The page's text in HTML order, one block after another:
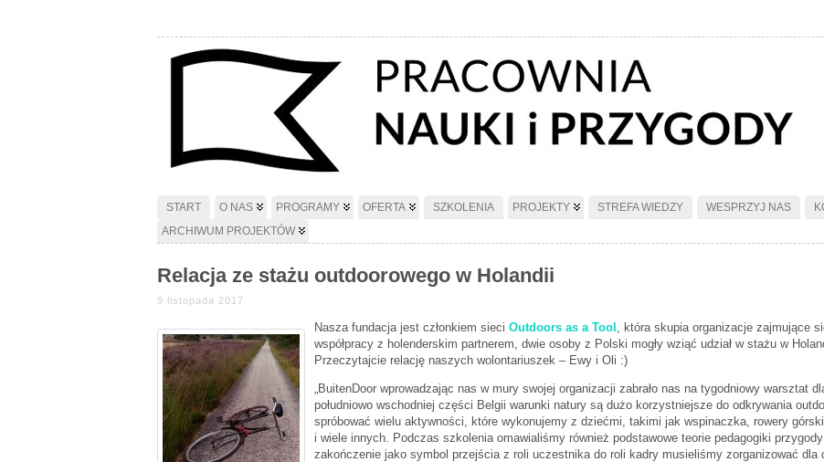
START O NAS PROGRAMY OFERTA SZKOLENIA PROJEKTY STREFA WIEDZY WESPRZYJ NAS
ARCHIWUM PROJEKTÓW
Relacja ze stażu outdoorowego w Holandii
9 listopada 2017
Nasza fundacja jest członkiem sieci Outdoors as a Tool , która skupia organizacje zajmujące
współpracy z holenderskim partnerem, dwie osoby z Polski mogły wziąć udział w stażu w
Przeczytajcie relację naszych wolontariuszek – Ewy i Oli :)
„BuitenDoor wprowadzając nas w mury swojej organizacji zabrało nas na tygodniowy warsztat
południowo wschodniej części Belgii warunki natury są dużo korzystniejsze do odkrywania
spróbować wielu aktywności, które wykonujemy z dziećmi, takimi jak wspinaczka, rowery
i wiele innych. Podczas szkolenia omawialiśmy również podstawowe teorie pedagogiki
zakończenie jako symbol przejścia z roli uczestnika do roli kadry musieliśmy zorganizować dla